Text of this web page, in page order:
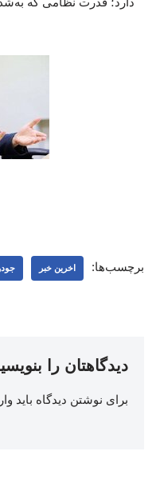
برچسب‌ها: اخرین خبر
دیدگاهتان را
برای نوشتن دیدگاه باید